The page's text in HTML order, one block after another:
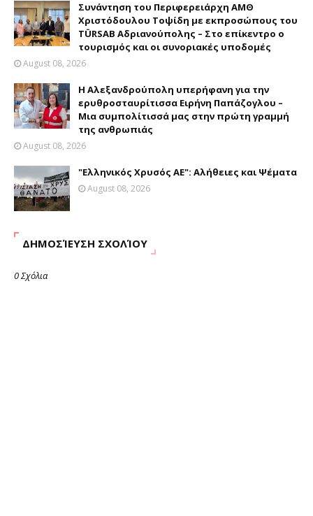
Συνάντηση του Περιφερειάρχη ΑΜΘ
Χριστόδουλου Τοψίδη με εκπροσώπους του
TÜRSAB Αδριανούπολης – Στο επίκεντρο ο
τουρισμός και οι συνοριακές υποδομές
August 08, 2026
Η Αλεξανδρούπολη υπερήφανη για την
ερυθροσταυρίτισσα Ειρήνη Παπάζογλου –
Μια συμπολίτισσά μας στην πρώτη γραμμή
της ανθρωπιάς
August 08, 2026
"Ελληνικός Χρυσός ΑΕ": Αλήθειες και Ψέματα
August 08, 2026
ΔΗΜΟΣΊΕΥΣΗ ΣΧΟΛΊΟΥ
0 Σχόλια